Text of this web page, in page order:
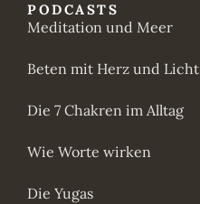
PODCASTS
Meditation und Meer
Beten mit Herz und Licht
Die 7 Chakren im Alltag
Wie Worte wirken
Die Yugas